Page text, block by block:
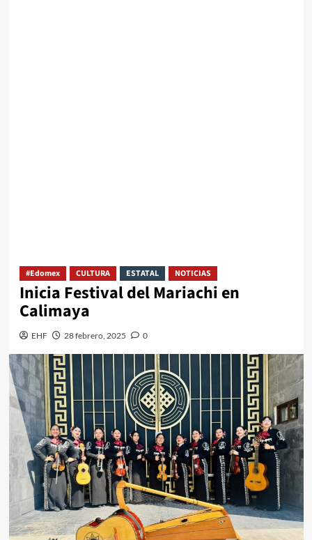
#Edomex CULTURA ESTATAL NOTICIAS
Inicia Festival del Mariachi en
Calimaya
EHF 28 febrero, 2025 0